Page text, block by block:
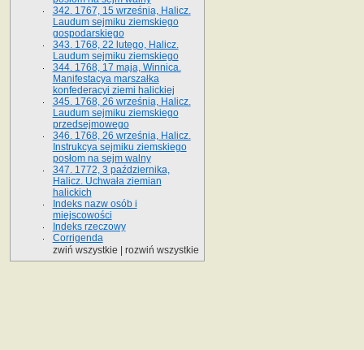
342. 1767, 15 września, Halicz.
Laudum sejmiku ziemskiego
gospodarskiego
343. 1768, 22 lutego, Halicz.
Laudum sejmiku ziemskiego
344. 1768, 17 maja, Winnica.
Manifestacya marszałka
konfederacyi ziemi halickiej
345. 1768, 26 września, Halicz.
Laudum sejmiku ziemskiego
przedsejmowego
346. 1768, 26 września, Halicz.
Instrukcya sejmiku ziemskiego
posłom na sejm walny
347. 1772, 3 października,
Halicz. Uchwała ziemian
halickich
Indeks nazw osób i
miejscowości
Indeks rzeczowy
Corrigenda
zwiń wszystkie
rozwiń wszystkie